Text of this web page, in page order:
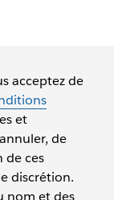
acceptez de
et
de
de ces
discrétion.
nom et des